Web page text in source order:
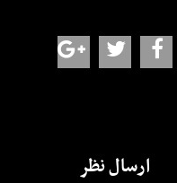
ارسال نظر